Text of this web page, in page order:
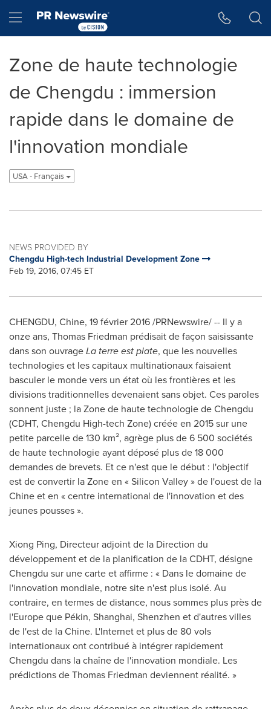
Hamburger menu
Zone de haute technologie
de Chengdu : immersion
rapide dans le domaine de
l'innovation mondiale
USA - Français
NEWS PROVIDED BY
Chengdu High-tech Industrial Development Zone
Feb 19, 2016, 07:45 ET
CHENGDU, Chine, 19 février 2016 /PRNewswire/ -- Il y a
onze ans, Thomas Friedman prédisait de façon saisissante
dans son ouvrageLa terre est plate, que les nouvelles
technologies et les capitaux multinationaux faisaient
basculer le monde vers un état où les frontières et les
divisions traditionnelles devenaient sans objet. Ces paroles
sonnent juste ; la Zone de haute technologie deChengdu
(CDHT, Chengdu High-tech Zone) créée en 2015 sur une
petite parcelle de 130 km², agrège plus de 6 500 sociétés
de haute technologie ayant déposé plus de 18 000
demandes de brevets. Et ce n'est que le début : l'objectif
est de convertir la Zone en « Silicon Valley » de l'ouest de la
Chine et en « centre international de l'innovation et des
jeunes pousses ».
Xiong Ping, Directeur adjoint de la Direction du
développement et de la planification de la CDHT, désigne
Chengdu sur une carte et affirme : « Dans le domaine de
l'innovation mondiale, notre site n'est plus isolé. Au
contraire, en termes de distance, nous sommes plus près de
l'Europeque Pékin, Shanghai, Shenzhen et d'autres villes
de l'est de la Chine. L'Internet et plus de 80 vols
internationaux ont contribué à intégrer rapidement
Chengdu dans la chaîne de l'innovation mondiale. Les
prédictions deThomas Friedman deviennent réalité. »